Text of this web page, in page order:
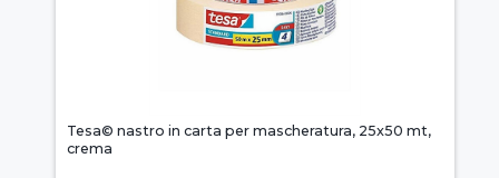
Tesa© nastro in carta per mascheratura, 25x50 mt,
crema